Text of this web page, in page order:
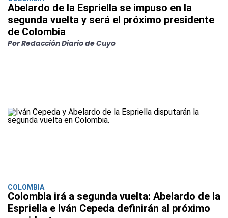
Abelardo de la Espriella se impuso en la
segunda vuelta y será el próximo presidente
de Colombia
Por Redacción Diario de Cuyo
COLOMBIA
Colombia irá a segunda vuelta: Abelardo de la
Espriella e Iván Cepeda definirán al próximo